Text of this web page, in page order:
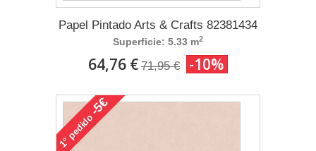
Papel Pintado Arts & Crafts 82381434
Superficie: 5.33 m2
64,76 € 71,95 € -10%
1°
pedido
-5€